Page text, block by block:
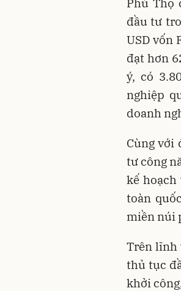
đầu tư
USD vốn
đạt hơn
ý, có
nghiệp
doanh
Cùng với
tư công
kế
toàn
miền núi
Trên lĩnh
thủ tục
khởi